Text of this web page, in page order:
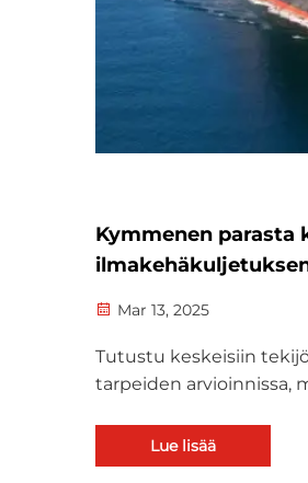
Kymmenen parasta
Mar 13, 2025
Tutustu keskeisiin
tarpeiden arvioinnissa,
kuljetustyöntekijän
kustannusten
Lue lisää